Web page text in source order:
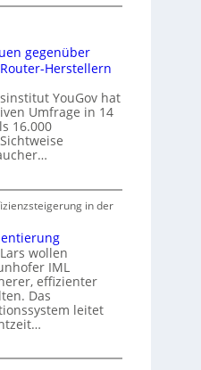
gegenüber
Herstellern
YouGov hat
Umfrage in 14
16.000
in der
wollen
IML
effizienter
Das
leitet